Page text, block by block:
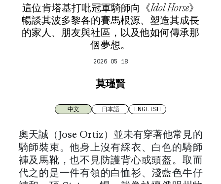
這位肯塔基打吡冠軍騎師向《Idol Horse》
暢談其波多黎各的賽馬根源、塑造其成長
的家人、朋友與社區，以及他如何傳承那
個夢想。
2026 05 18
莫瑾賢
中文 日本語 ENGLISH
奧天誠（Jose Ortiz）並未有穿著他常見的
騎師裝束。他身上沒有綵衣、白色的騎師
褲及馬靴，也不見防護背心或頭盔。取而
代之的是一件有領的白恤衫、淺藍色牛仔